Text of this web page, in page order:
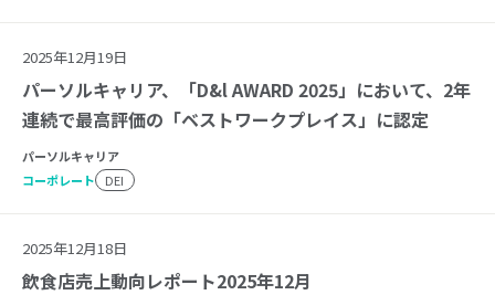
2025年12月19日
パーソルキャリア、「D&l AWARD 2025」において、2年
連続で最高評価の「ベストワークプレイス」に認定
パーソルキャリア
コーポレート
DEI
2025年12月18日
飲食店売上動向レポート2025年12月